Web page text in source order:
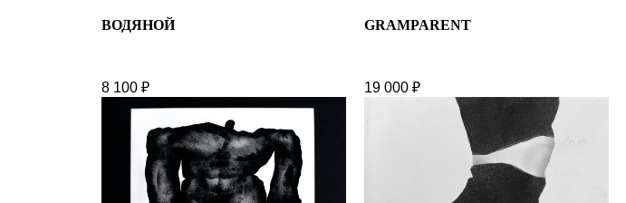
ВОДЯНОЙ
8 100 ₽
GRAMPARENT
19 000 ₽